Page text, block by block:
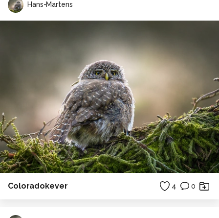
Hans-Martens
Coloradokever 4 0